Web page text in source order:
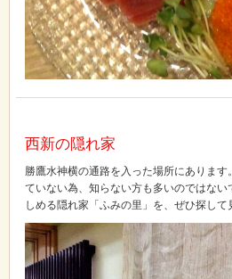
西新の隠れ家
勝鷹水神横の通路を入った場所にあります
ていない為、知らない方も多いのではな
しめる隠れ家「ふみの里」を、ぜひ探して